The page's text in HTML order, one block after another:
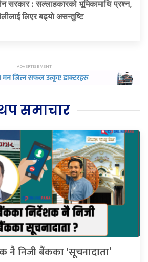
सरकार : सल्लाहकारको भूमिकामाथि प्रश्न,
लिएर बढ्यो असन्तुष्टि
समाचार
नै निजी बैंकका ‘सूचनादाता’